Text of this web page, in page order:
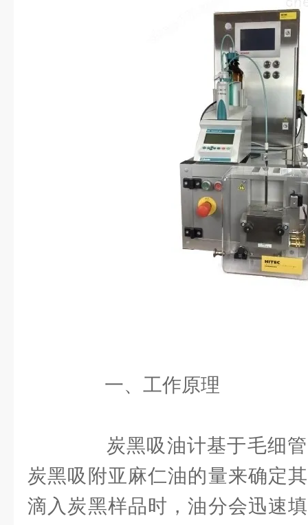
一、工作原理
炭黑吸油计基于毛细管
炭黑吸附亚麻仁油的量来确定
滴入炭黑样品时，油分会迅速